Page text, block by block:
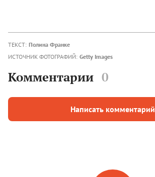
ТЕКСТ: Полина Франке
ИСТОЧНИК ФОТОГРАФИЙ: Getty Images
Комментарии 0
Написать комментарий